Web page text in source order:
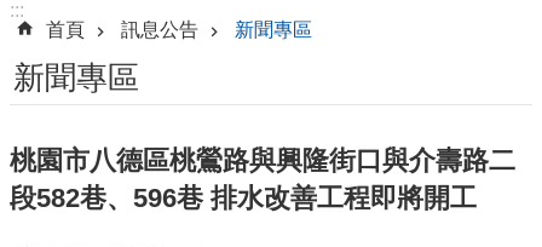
尋
息
公
[Enter]，
繼續則按
[Tab]
:::
首頁
訊息公告 新聞專區
新聞專區
桃園市八德區桃鶯路與興隆街口與介壽路二
段582巷、596巷 排水改善工程即將開工